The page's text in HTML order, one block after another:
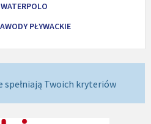
WATERPOLO
PŁYWACKIE
spełniają Twoich kryteriów